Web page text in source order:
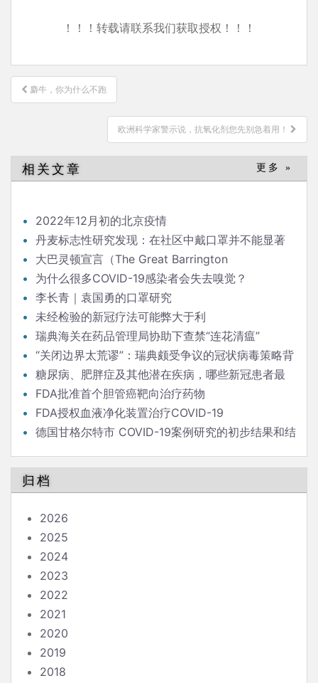
！！！转载请联系我们获取授权！！！
文
章
麝牛，你为什么不跑
欧洲科学家警示说，抗氧化剂您先别急着用！
相关文章 更多 »
2022年12月初的北京疫情
丹麦标志性研究发现：在社区中戴口罩并不能显著
降低（新冠）感染率
大巴灵顿宣言（The Great Barrington
Declaration）
为什么很多COVID-19感染者会失去嗅觉？
李长青｜袁国勇的口罩研究
未经检验的新冠疗法可能弊大于利
瑞典海关在药品管理局协助下查禁“连花清瘟”
“关闭边界太荒谬”：瑞典颇受争议的冠状病毒策略背
后的流行病学家
糖尿病、肥胖症及其他潜在疾病，哪些新冠患者最
危险？
FDA批准首个胆管癌靶向治疗药物
FDA授权血液净化装置治疗COVID-19
德国甘格尔特市 COVID-19案例研究的初步结果和结
归档
2026
2025
2024
2023
2022
2021
2020
2019
2018